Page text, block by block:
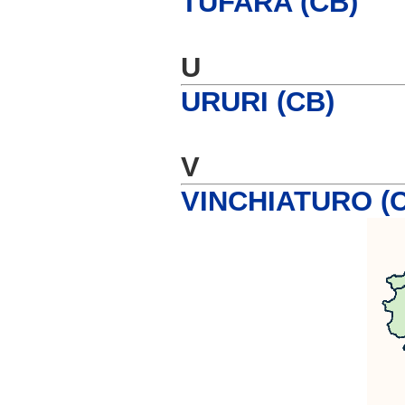
U
URURI (CB)
V
VINCHIATURO